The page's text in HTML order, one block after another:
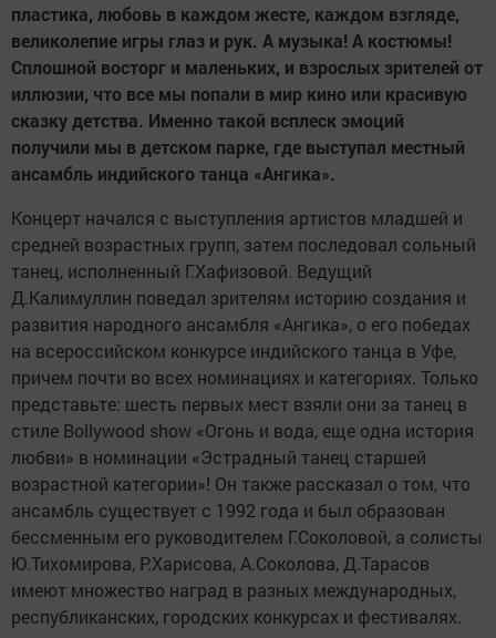
пластика, любовь в каждом жесте, каждом взгляде,
великолепие игры глаз и рук. А музыка! А костюмы!
Сплошной восторг и маленьких, и взрослых зрителей от
иллюзии, что все мы попали в мир кино или красивую
сказку детства. Именно такой всплеск эмоций
получили мы в детском парке, где выступал местный
ансамбль индийского танца «Ангика».
Концерт начался с выступления артистов младшей и
средней возрастных групп, затем последовал сольный
танец, исполненный Г.Хафизовой. Ведущий
Д.Калимуллин поведал зрителям историю создания и
развития народного ансамбля «Ангика», о его победах
на всероссийском конкурсе индийского танца в Уфе,
причем почти во всех номинациях и категориях. Только
представьте: шесть первых мест взяли они за танец в
стиле Bollywood show «Огонь и вода, еще одна история
любви» в номинации «Эстрадный танец старшей
возрастной категории»! Он также рассказал о том, что
ансамбль существует с 1992 года и был образован
бессменным его руководителем Г.Соколовой, а солисты
Ю.Тихомирова, Р.Харисова, А.Соколова, Д.Тарасов
имеют множество наград в разных международных,
республиканских, городских конкурсах и фестивалях.